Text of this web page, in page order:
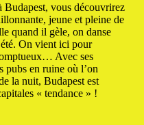
Budapest, vous découvrirez
jeune et pleine de
quand il gèle, on danse
On vient ici pour
Avec ses
pubs en ruine où l’on
la nuit, Budapest est
« tendance » !